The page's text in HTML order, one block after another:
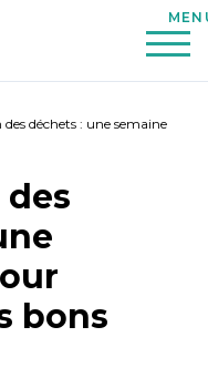
déchets : une semaine
bons